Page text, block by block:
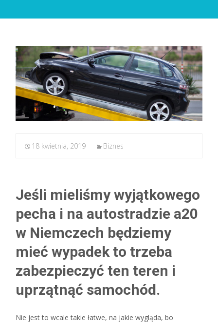
18 kwietnia, 2019 Biznes
Jeśli mieliśmy wyjątkowego
pecha i na autostradzie a20
w Niemczech będziemy
mieć wypadek to trzeba
zabezpieczyć ten teren i
uprzątnąć samochód.
Nie jest to wcale takie łatwe, na jakie wygląda, bo